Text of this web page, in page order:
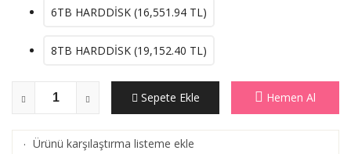
6TB HARDDİSK (16,551.94 TL)
8TB HARDDİSK (19,152.40 TL)
Sepete Ekle Hemen Al
· Ürünü karşılaştırma listeme ekle